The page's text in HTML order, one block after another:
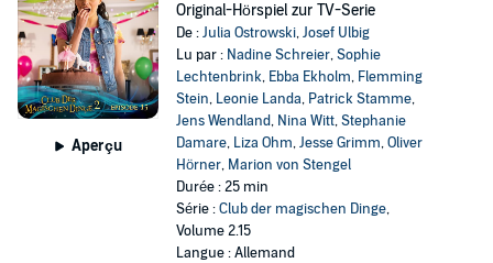
Aperçu
Original-Hörspiel zur TV-Serie
De :Julia Ostrowski,Josef Ulbig
Lu par : Nadine Schreier,Sophie
Lechtenbrink, Ebba Ekholm, Flemming
Stein, Leonie Landa, Patrick Stamme,
Jens Wendland, Nina Witt,Stephanie
Damare, Liza Ohm,Jesse Grimm,Oliver
Hörner, Marion von Stengel
Durée : 25 min
Série :Club der magischen Dinge,
Volume 2.15
Langue : Allemand